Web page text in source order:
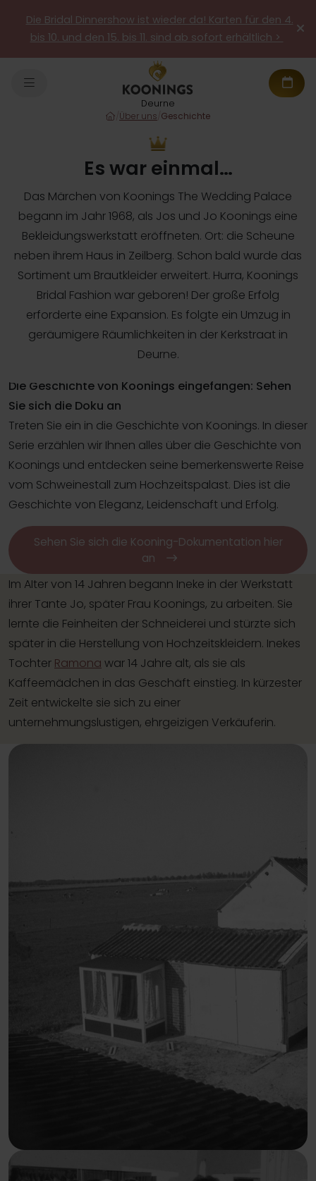
Die Bridal Dinnershow ist wieder da! Karten für den 4.
bis 10. und den 15. bis 11. sind ab sofort erhältlich >
Deurne
Über uns Geschichte
Es war einmal…
Das Märchen von Koonings The Wedding Palace
begann im Jahr 1968, als Jos und Jo Koonings eine
Bekleidungswerkstatt eröffneten. Ort: die Scheune
neben ihrem Haus in Zeilberg. Schon bald wurde das
Sortiment um Brautkleider erweitert. Hurra, Koonings
Bridal Fashion war geboren! Der große Erfolg
erforderte eine Expansion. Es folgte ein Umzug in
geräumigere Räumlichkeiten in der Kerkstraat in
Deurne.
Die Geschichte von Koonings eingefangen: Sehen
Sie sich die Doku an
Treten Sie ein in die Geschichte von Koonings. In dieser
Serie erzählen wir Ihnen alles über die Geschichte von
Koonings und entdecken seine bemerkenswerte Reise
vom Schweinestall zum Hochzeitspalast. Dies ist die
Geschichte von Eleganz, Leidenschaft und Erfolg.
Sehen Sie sich die Kooning-Dokumentation hier
an
Im Alter von 14 Jahren begann Ineke in der Werkstatt
ihrer Tante Jo, später Frau Koonings, zu arbeiten. Sie
lernte die Feinheiten der Schneiderei und stürzte sich
später in die Herstellung von Hochzeitskleidern. Inekes
Tochter Ramona war 14 Jahre alt, als sie als
Kaffeemädchen in das Geschäft einstieg. In kürzester
Zeit entwickelte sie sich zu einer
unternehmungslustigen, ehrgeizigen Verkäuferin.